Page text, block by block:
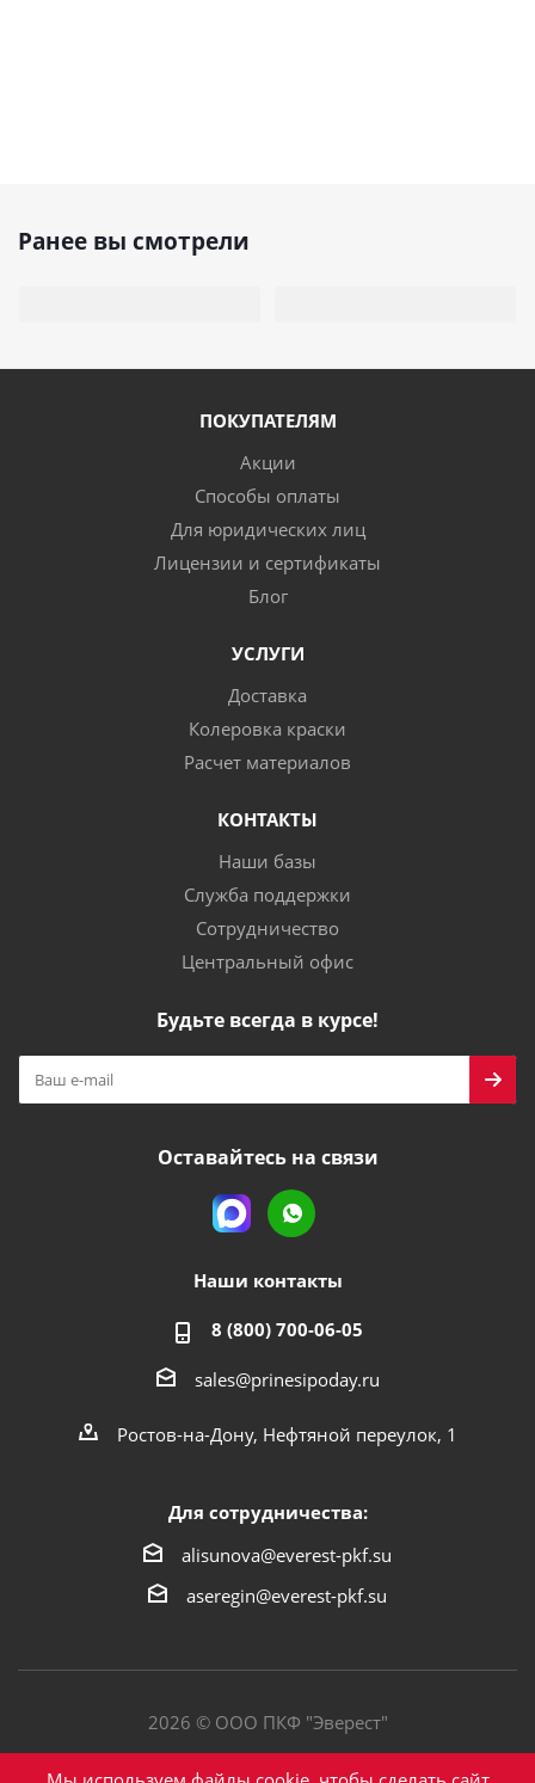
Ранее вы смотрели
ПОКУПАТЕЛЯМ
Акции
Способы оплаты
Для юридических лиц
Лицензии и сертификаты
Блог
УСЛУГИ
Доставка
Колеровка краски
Расчет материалов
КОНТАКТЫ
Наши базы
Служба поддержки
Сотрудничество
Центральный офис
Будьте всегда в курсе!
Оставайтесь на связи
Наши контакты
8 (800) 700-06-05
sales@prinesipoday.ru
Ростов-на-Дону, Нефтяной переулок, 1
Для сотрудничества:
alisunova@everest-pkf.su
aseregin@everest-pkf.su
2026 © ООО ПКФ "Эверест"
Политика конфиденциальности